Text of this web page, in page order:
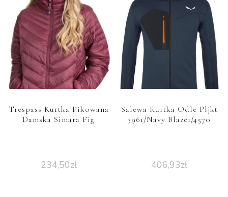
Trespass Kurtka Pikowana
Damska Simara Fig
234,50zł
Salewa Kurtka Odle Pljkt
3961/Navy Blazer/4570
406,93zł